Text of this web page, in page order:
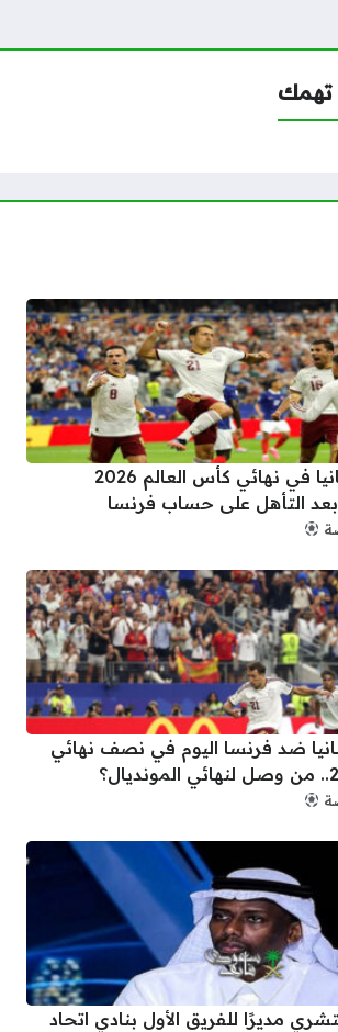
تهمك
موعد مباراة إسبانيا في نهائي كأس العالم 2026
بعد التأهل على حساب فرنسا
ضد فرنسا اليوم في نصف نهائي
مديرًا للفريق الأول بنادي اتحاد